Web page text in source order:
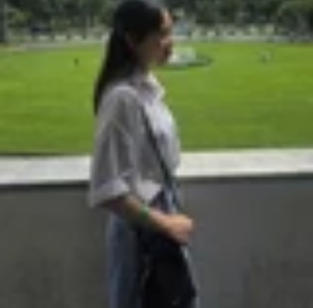
Hồng Huệ
Ngày đăng:09/04/2026
09/04/2026
Theo dõi XTMobile trên
Tại sao ứng dụng tải về bị ẩn trên iPhone và